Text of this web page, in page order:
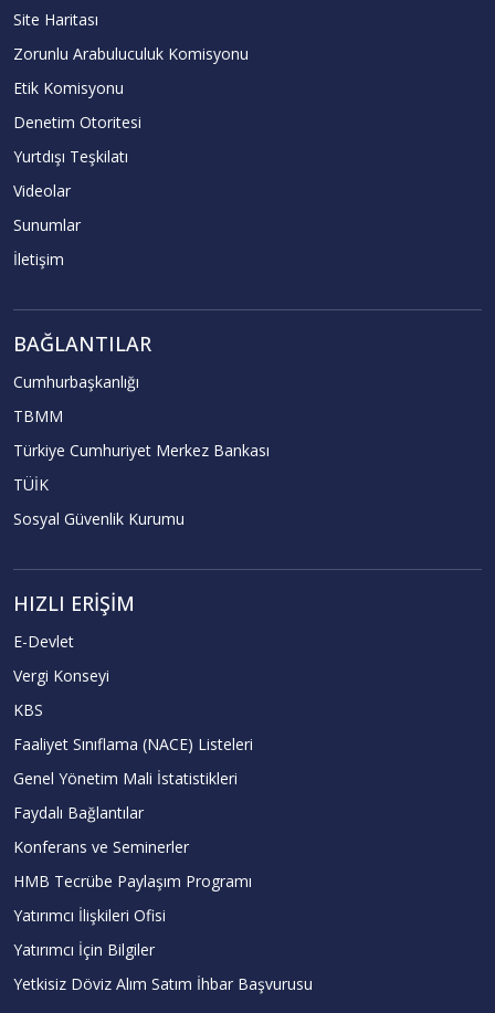
Site Haritası
Zorunlu Arabuluculuk Komisyonu
Etik Komisyonu
Denetim Otoritesi
Yurtdışı Teşkilatı
Videolar
Sunumlar
İletişim
BAĞLANTILAR
Cumhurbaşkanlığı
TBMM
Türkiye Cumhuriyet Merkez Bankası
TÜİK
Sosyal Güvenlik Kurumu
HIZLI ERIŞIM
E-Devlet
Vergi Konseyi
KBS
Faaliyet Sınıflama (NACE) Listeleri
Genel Yönetim Mali İstatistikleri
Faydalı Bağlantılar
Konferans ve Seminerler
HMB Tecrübe Paylaşım Programı
Yatırımcı İlişkileri Ofisi
Yatırımcı İçin Bilgiler
Yetkisiz Döviz Alım Satım İhbar Başvurusu